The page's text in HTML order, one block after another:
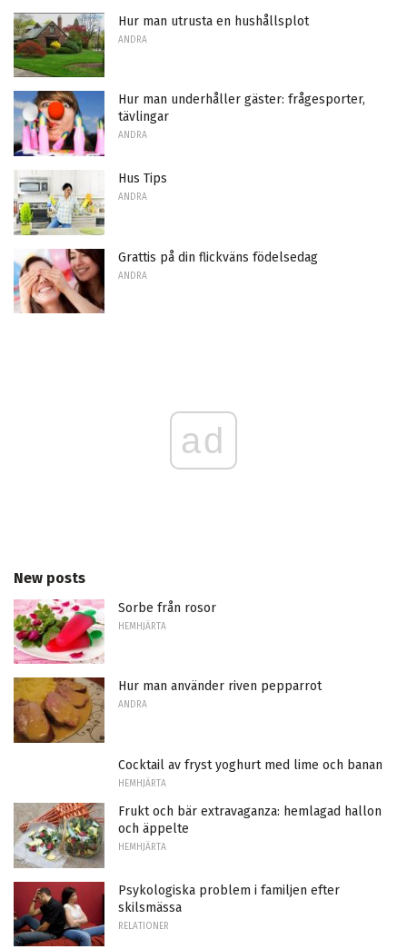
Hur man utrusta en hushållsplot
ANDRA
Hur man underhåller gäster: frågesporter,
tävlingar
ANDRA
Hus Tips
ANDRA
Grattis på din flickväns födelsedag
ANDRA
ad
New posts
Sorbe från rosor
HEMHJÄRTA
Hur man använder riven pepparrot
ANDRA
Cocktail av fryst yoghurt med lime och banan
HEMHJÄRTA
Frukt och bär extravaganza: hemlagad hallon
och äppelte
HEMHJÄRTA
Psykologiska problem i familjen efter
skilsmässa
RELATIONER